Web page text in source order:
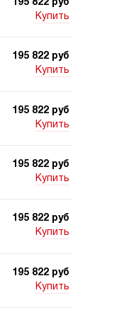
195 822 руб
Купить
195 822 руб
Купить
195 822 руб
Купить
195 822 руб
Купить
195 822 руб
Купить
195 822 руб
Купить